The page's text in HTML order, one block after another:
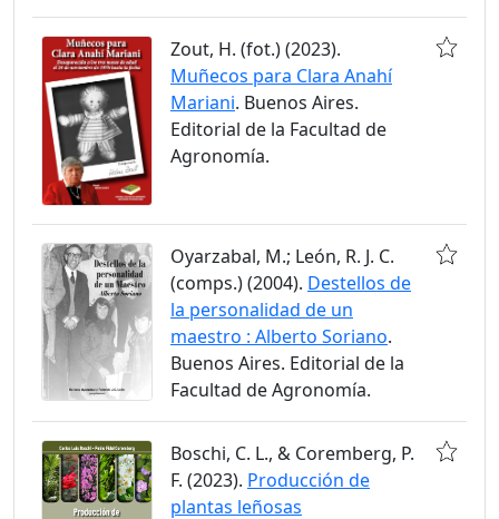
Zout, H. (fot.) (2023).
Muñecos para Clara Anahí
Mariani. Buenos Aires.
Editorial de la Facultad de
Agronomía.
Oyarzabal, M.; León, R. J. C.
(comps.) (2004). Destellos de
la personalidad de un
maestro : Alberto Soriano.
Buenos Aires. Editorial de la
Facultad de Agronomía.
Boschi, C. L., & Coremberg, P.
F. (2023). Producción de
plantas leñosas